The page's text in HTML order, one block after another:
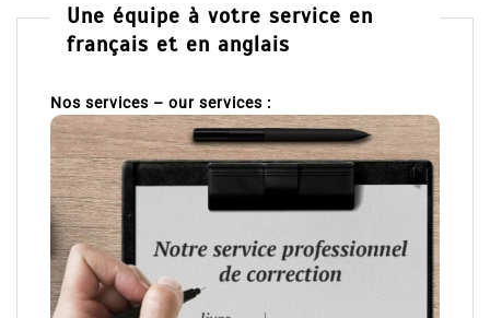
Une équipe à votre service en
français et en anglais
Nos services – our services :